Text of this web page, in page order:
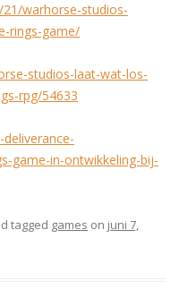
warhorse-studios-
rings-game/
studios-laat-wat-los-
rpg/54633
game-in-ontwikkeling-bij-
tagged games on juni 7,